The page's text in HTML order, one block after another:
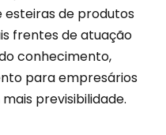
esteiras de produtos
frentes de atuação
conhecimento,
para empresários
previsibilidade.